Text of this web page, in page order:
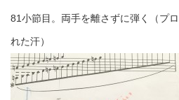
81小節目。両手を離さずに弾く（プ
れた汗）